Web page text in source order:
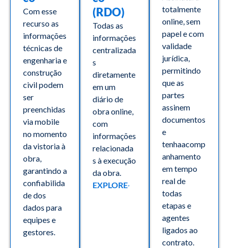
Com esse
recurso as
informações
técnicas de
engenharia e
construção
civil podem
ser
preenchidas
via mobile
no momento
da vistoria à
obra,
garantindo a
confiabilida
de dos
dados para
equipes e
gestores.
(RDO)
Todas as
informações
centralizada
s
diretamente
em um
diário de
obra online,
com
informações
relacionada
s à execução
da obra.
EXPLORE
totalmente
online, sem
papel e com
validade
jurídica,
permitindo
que as
partes
assinem
documentos
e
tenhaacomp
anhamento
em tempo
real de
todas
etapas e
agentes
ligados ao
contrato.